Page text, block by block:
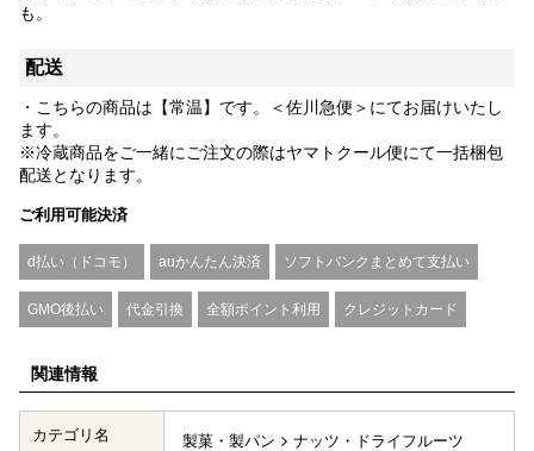
も。
配送
・こちらの商品は【常温】です。＜佐川急便＞にてお届けいたし
ます。
※冷蔵商品をご一緒にご注文の際はヤマトクール便にて一括梱包
配送となります。
ご利用可能決済
d払い（ドコモ） auかんたん決済 ソフトバンクまとめて支払い
GMO後払い 代金引換 全額ポイント利用 クレジットカード
関連情報
カテゴリ名 製菓・製パン
ナッツ・ドライフルーツ